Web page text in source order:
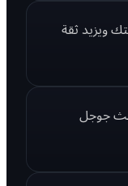
ويزيد ثقة
جوجل